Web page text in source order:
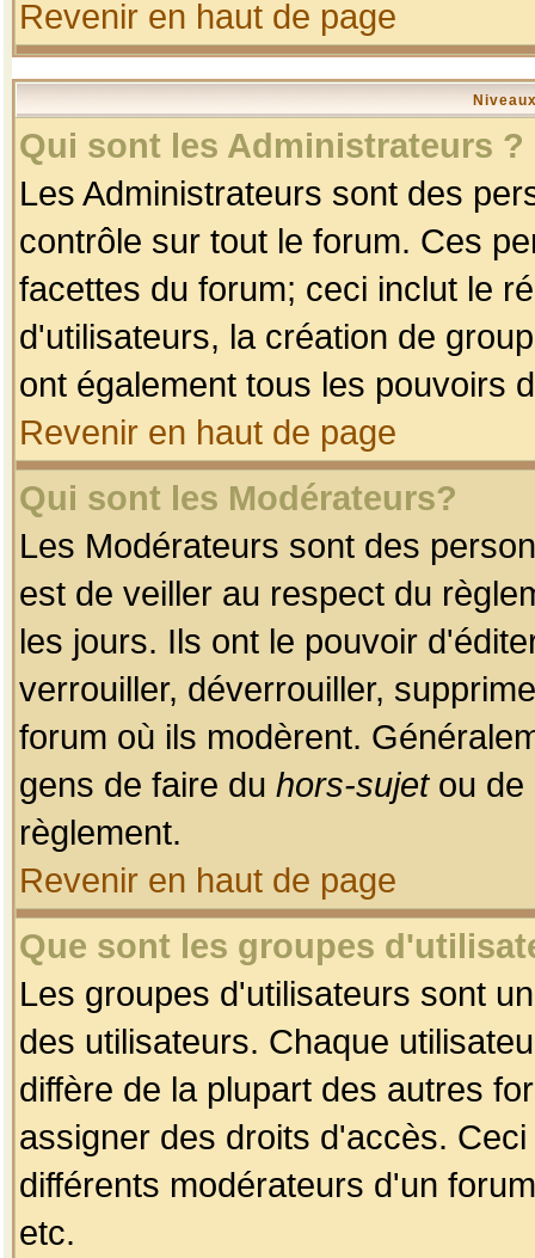
Revenir en haut de page
Qui sont les Administrateurs ?
Les Administrateurs sont des
contrôle sur tout le forum. Ces
facettes du forum; ceci inclut le
d'utilisateurs, la création de
ont également tous les pouvoirs
Revenir en haut de page
Qui sont les Modérateurs?
Les Modérateurs sont des
est de veiller au respect du
les jours. Ils ont le pouvoir
verrouiller, déverrouiller,
forum où ils modèrent.
gens de faire du hors-sujetou de
règlement.
Revenir en haut de page
Que sont les groupes
Les groupes d'utilisateurs sont
des utilisateurs. Chaque
diffère de la plupart des autres
assigner des droits d'accès.
différents modérateurs d'un
etc.